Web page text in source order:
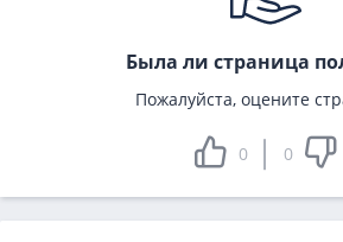
Была ли страница
Пожалуйста, оцените
0 0